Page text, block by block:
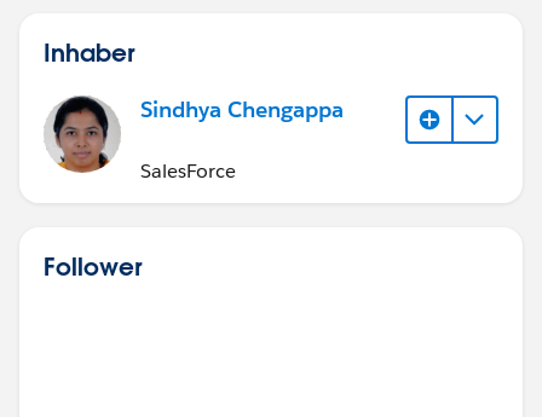
Inhaber
Sindhya Chengappa
SalesForce
Follower